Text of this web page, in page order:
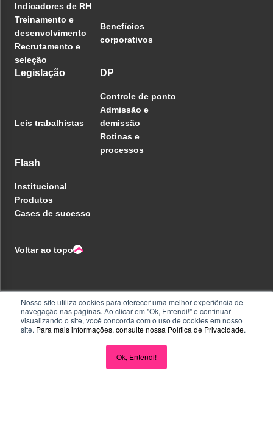
Nosso site utiliza cookies para oferecer uma melhor experiência de
navegação nas páginas. Ao clicar em "Ok, Entendi!" e continuar
visualizando o site, você concorda com o uso de cookies em nosso
site. Para mais informações, consulte nossa Política de Privacidade.
Ok, Entendi!
Indicadores de RH
Treinamento e
desenvolvimento
Recrutamento e
seleção
Benefícios
corporativos
Legislação
Leis trabalhistas
DP
Controle de ponto
Admissão e
demissão
Rotinas e
processos
Flash
Institucional
Produtos
Cases de sucesso
Voltar ao topo
Política de privacidade
Central de ajuda
Liberdade e Privacidade
Seja parceiro
Perguntas e Respostas